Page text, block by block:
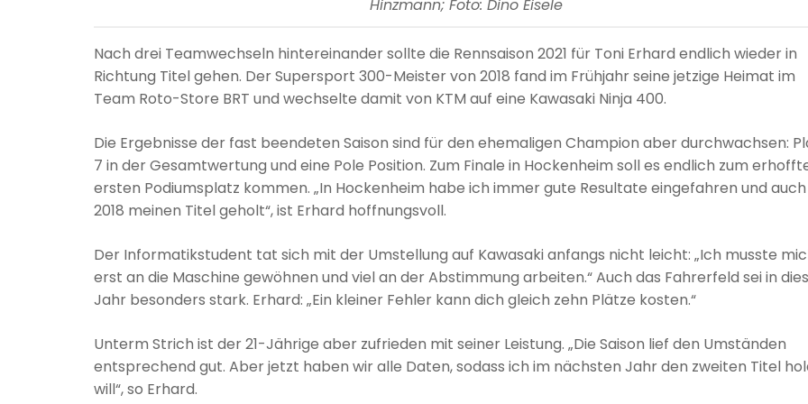
Hinzmann; Foto: Dino Eisele
Nach drei Teamwechseln hintereinander sollte die Rennsaison 2021 für Toni Erhard endlich wieder in
Richtung Titel gehen. Der Supersport 300-Meister von 2018 fand im Frühjahr seine jetzige Heimat im
Team Roto-Store BRT und wechselte damit von KTM auf eine Kawasaki Ninja 400.
Die Ergebnisse der fast beendeten Saison sind für den ehemaligen Champion aber durchwachsen:
7 in der Gesamtwertung und eine Pole Position. Zum Finale in Hockenheim soll es endlich zum
ersten Podiumsplatz kommen. „In Hockenheim habe ich immer gute Resultate eingefahren und auch
2018 meinen Titel geholt“, ist Erhard hoffnungsvoll.
Der Informatikstudent tat sich mit der Umstellung auf Kawasaki anfangs nicht leicht: „Ich musste
erst an die Maschine gewöhnen und viel an der Abstimmung arbeiten.“ Auch das Fahrerfeld sei in
Jahr besonders stark. Erhard: „Ein kleiner Fehler kann dich gleich zehn Plätze kosten.“
Unterm Strich ist der 21-Jährige aber zufrieden mit seiner Leistung. „Die Saison lief den Umständen
entsprechend gut. Aber jetzt haben wir alle Daten, sodass ich im nächsten Jahr den zweiten Titel
will“, so Erhard.